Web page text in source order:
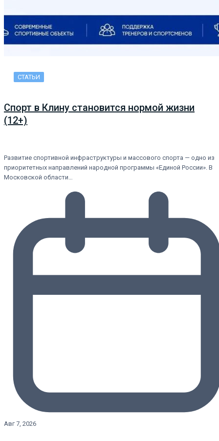
СТАТЬИ
Спорт в Клину становится нормой жизни
(12+)
Развитие спортивной инфраструктуры и массового спорта — одно из
приоритетных направлений народной программы «Единой России». В
Московской области…
Авг 7, 2026